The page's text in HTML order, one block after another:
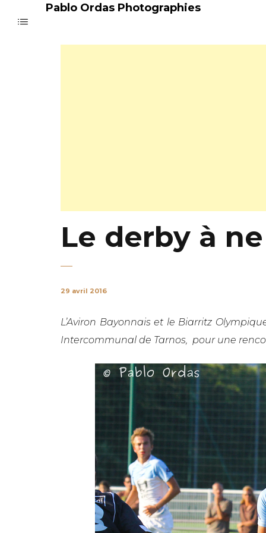
Pablo Ordas Photographies
Le derby à
29 avril 2016
L’Aviron Bayonnais et le Biarritz
Intercommunal de Tarnos, pour une